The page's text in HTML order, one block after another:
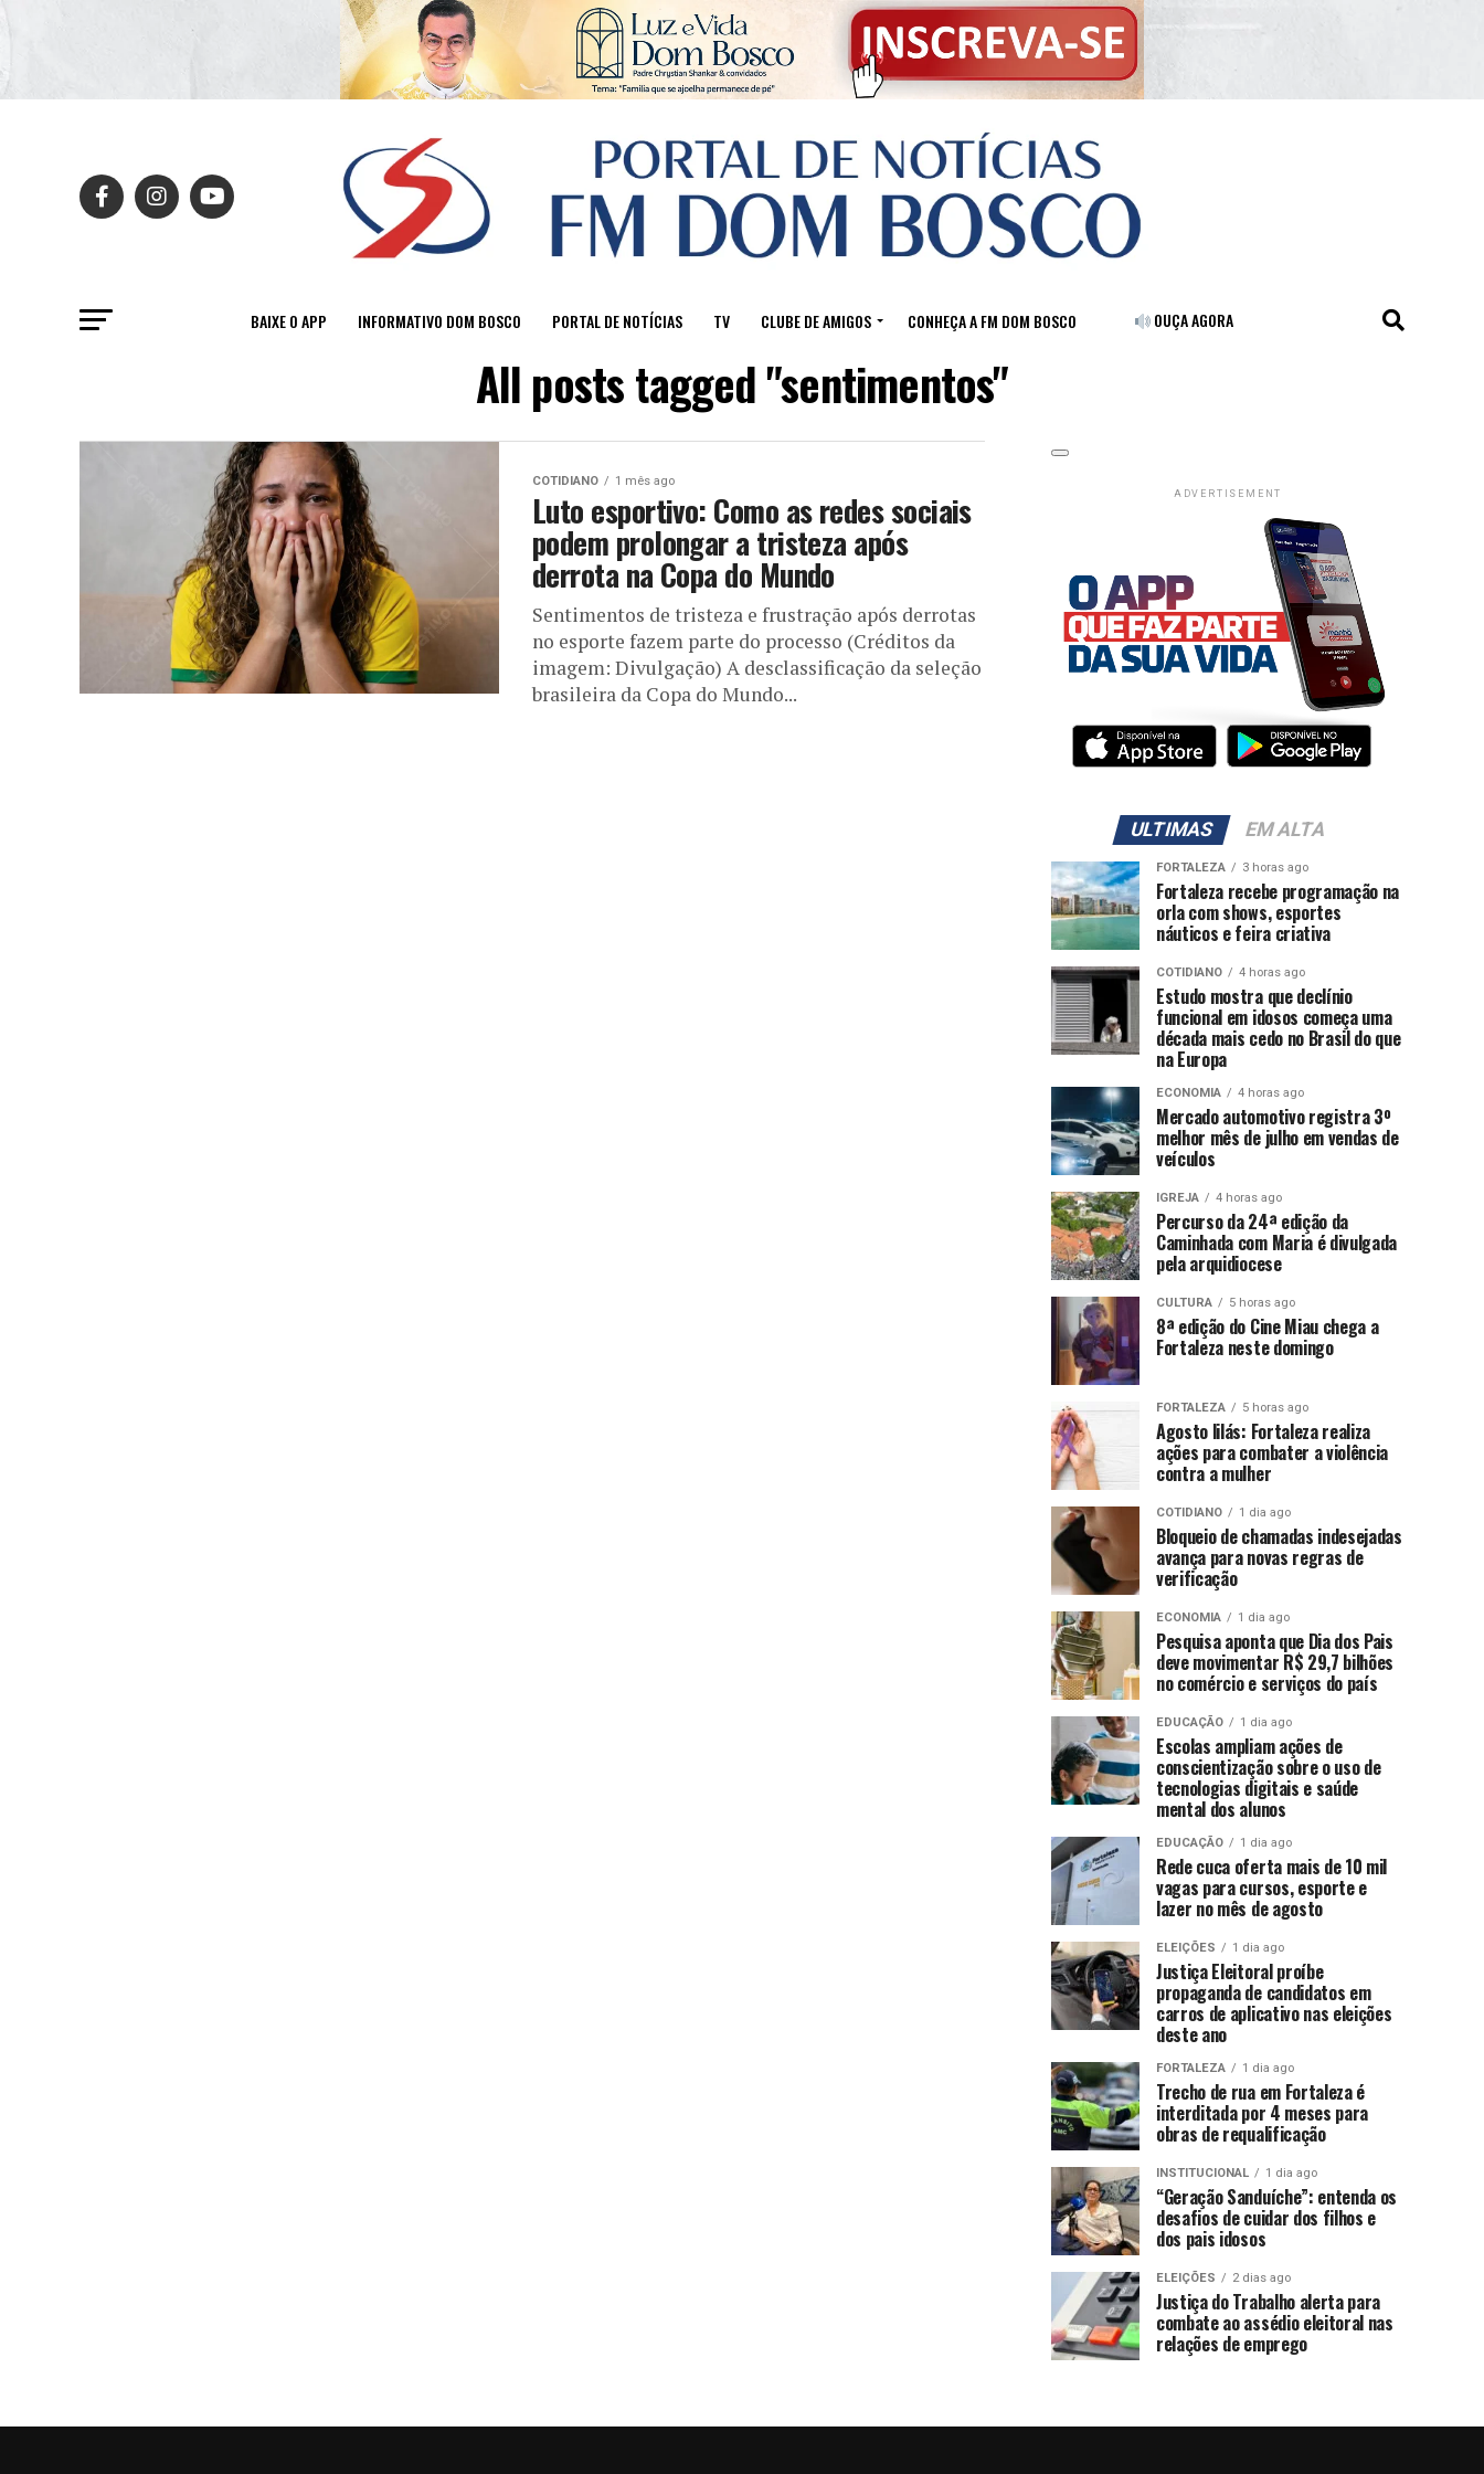
BAIXE O APP INFORMATIVO DOM BOSCO PORTAL DE NOTÍCIAS TV CLUBE DE AMIGOS CONHEÇA A FM DOM BOSCO OUÇA AGORA
All posts tagged "sentimentos"
COTIDIANO 1 mês ago
Luto esportivo: Como as redes sociais
podem prolongar a tristeza após
derrota na Copa do Mundo
Sentimentos de tristeza e frustração após derrotas
no esporte fazem parte do processo (Créditos da
imagem: Divulgação) A desclassificação da seleção
brasileira da Copa do Mundo...
ADVERTISEMENT
ULTIMAS EM ALTA
FORTALEZA 3 horas ago
Fortaleza recebe programação na
orla com shows, esportes
náuticos e feira criativa
COTIDIANO 4 horas ago
Estudo mostra que declínio
funcional em idosos começa uma
década mais cedo no Brasil do que
na Europa
ECONOMIA 4 horas ago
Mercado automotivo registra 3º
melhor mês de julho em vendas de
veículos
IGREJA 4 horas ago
Percurso da 24ª edição da
Caminhada com Maria é divulgada
pela arquidiocese
CULTURA 5 horas ago
8ª edição do Cine Miau chega a
Fortaleza neste domingo
FORTALEZA 5 horas ago
Agosto lilás: Fortaleza realiza
ações para combater a violência
contra a mulher
COTIDIANO 1 dia ago
Bloqueio de chamadas indesejadas
avança para novas regras de
verificação
ECONOMIA 1 dia ago
Pesquisa aponta que Dia dos Pais
deve movimentar R$ 29,7 bilhões
no comércio e serviços do país
EDUCAÇÃO 1 dia ago
Escolas ampliam ações de
conscientização sobre o uso de
tecnologias digitais e saúde
mental dos alunos
EDUCAÇÃO 1 dia ago
Rede cuca oferta mais de 10 mil
vagas para cursos, esporte e
lazer no mês de agosto
ELEIÇÕES 1 dia ago
Justiça Eleitoral proíbe
propaganda de candidatos em
carros de aplicativo nas eleições
deste ano
FORTALEZA 1 dia ago
Trecho de rua em Fortaleza é
interditada por 4 meses para
obras de requalificação
INSTITUCIONAL 1 dia ago
“Geração Sanduíche”: entenda os
desafios de cuidar dos filhos e
dos pais idosos
ELEIÇÕES 2 dias ago
Justiça do Trabalho alerta para
combate ao assédio eleitoral nas
relações de emprego